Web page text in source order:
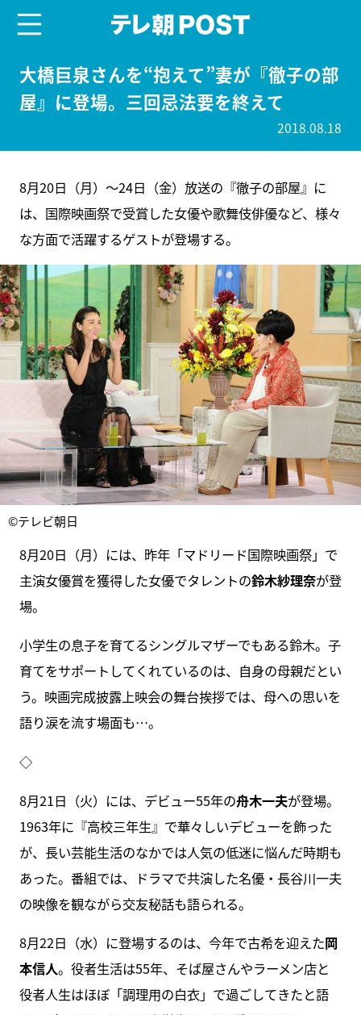
大橋巨泉さんを“抱えて”妻が『徹子の部
屋』に登場。三回忌法要を終えて
2018.08.18
8月20日（月）～24日（金）放送の『徹子の部屋』に
は、国際映画祭で受賞した女優や歌舞伎俳優など、様々
な方面で活躍するゲストが登場する。
©テレビ朝日
8月20日（月）には、昨年「マドリード国際映画祭」で
主演女優賞を獲得した女優でタレントの鈴木紗理奈が登
場。
小学生の息子を育てるシングルマザーでもある鈴木。子
育てをサポートしてくれているのは、自身の母親だとい
う。映画完成披露上映会の舞台挨拶では、母への思いを
語り涙を流す場面も…。
◇
8月21日（火）には、デビュー55年の舟木一夫が登場。
1963年に『高校三年生』で華々しいデビューを飾った
が、長い芸能生活のなかでは人気の低迷に悩んだ時期も
あった。番組では、ドラマで共演した名優・長谷川一夫
の映像を観ながら交友秘話も語られる。
8月22日（水）に登場するのは、今年で古希を迎えた岡
本信人。役者生活は55年、そば屋さんやラーメン店と
役者人生はほぼ「調理用の白衣」で過ごしてきたと語